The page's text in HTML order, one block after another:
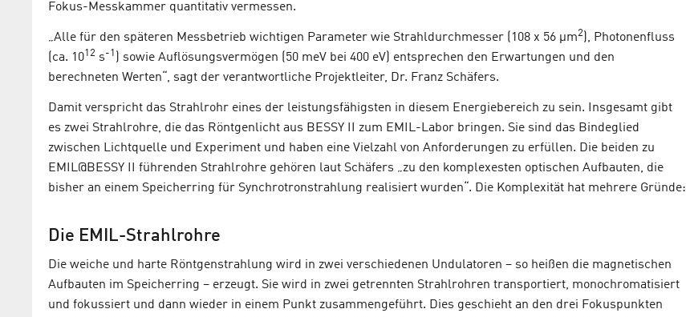
Fokus-Messkammer quantitativ vermessen.
„Alle für den späteren Messbetrieb wichtigen Parameter wie Strahldurchmesser (108 x 56 µm2 ), Photonenfluss
(ca. 1012 s-1
) sowie Auflösungsvermögen (50 meV bei 400 eV) entsprechen den Erwartungen und den
berechneten Werten“, sagt der verantwortliche Projektleiter, Dr. Franz Schäfers.
Damit verspricht das Strahlrohr eines der leistungsfähigsten in diesem Energiebereich zu sein. Insgesamt gibt
es zwei Strahlrohre, die das Röntgenlicht aus BESSY II zum EMIL-Labor bringen. Sie sind das Bindeglied
zwischen Lichtquelle und Experiment und haben eine Vielzahl von Anforderungen zu erfüllen. Die beiden zu
EMIL@BESSY II führenden Strahlrohre gehören laut Schäfers „zu den komplexesten optischen Aufbauten, die
bisher an einem Speicherring für Synchrotronstrahlung realisiert wurden“. Die Komplexität hat mehrere Gründe:
Die EMIL-Strahlrohre
Die weiche und harte Röntgenstrahlung wird in zwei verschiedenen Undulatoren – so heißen die magnetischen
Aufbauten im Speicherring – erzeugt. Sie wird in zwei getrennten Strahlrohren transportiert, monochromatisiert
und fokussiert und dann wieder in einem Punkt zusammengeführt. Dies geschieht an den drei Fokuspunkten